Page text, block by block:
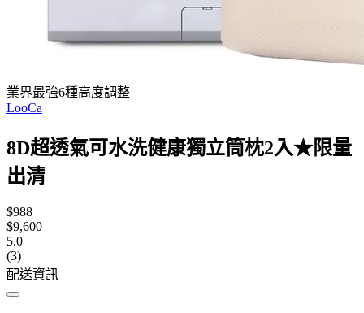
業界最強6種高度調整
LooCa
8D超透氣可水洗健康獨立筒枕2入★限量
出清
$988
$9,600
5.0
(3)
配送資訊